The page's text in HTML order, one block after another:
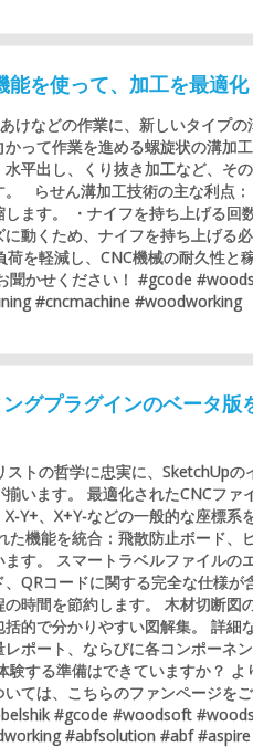
を使って、加工を最適化
けなどの作業に、新しいタイプの
って作業を進める螺旋状の溝加
平出し、くり抜き加工など、そ
らせん溝加工技術の主な利点
ます。 ・ナイフを持ち上げる回
動くため、ナイフを持ち上げる
を軽減し、CNC機械の耐久性と
聞かせください！ #gcode
#cncmachine #woodworking
グプラグインのベータ版
トの哲学に忠実に、SketchUpの
います。 最適化されたCNCファ
Y+、X+Y-などの一般的な座標系
た機能を統合：飛散防止ボード、
す。 スマートラベルファイルの
QRコードに関する完全な仕様が
時間を節約します。 木材切断図
的で分かりやすい図解集。 詳細
ポート、ならびに各コンポーネ
験する準備はできていますか？
ては、こちらのファンページをご
#gcode #woodsoft
#abfsolution #abf #aspire